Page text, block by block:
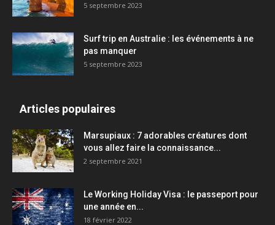
5 septembre 2023
Surf trip en Australie : les événements à ne
pas manquer
5 septembre 2023
Articles populaires
Marsupiaux : 7 adorables créatures dont
vous allez faire la connaissance...
2 septembre 2021
Le Working Holiday Visa : le passeport pour
une année en...
18 février 2022